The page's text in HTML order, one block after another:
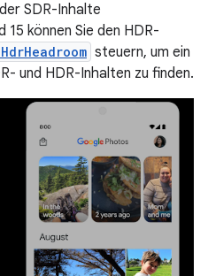
SDR-Inhalte
können Sie den HDR-
steuern, um ein
und HDR-Inhalten zu finden.